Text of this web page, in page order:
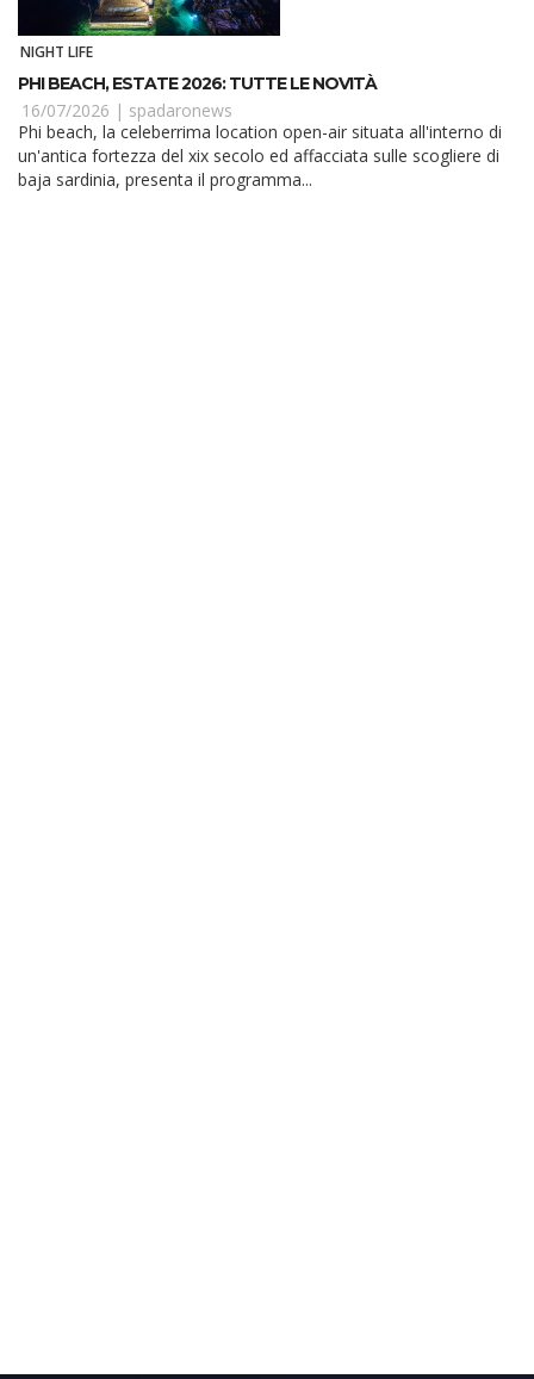
NIGHT LIFE
PHI BEACH, ESTATE 2026: TUTTE LE NOVITÀ
16/07/2026 | spadaronews
Phi beach, la celeberrima location open-air situata all'interno di
un'antica fortezza del xix secolo ed affacciata sulle scogliere di
baja sardinia, presenta il programma...